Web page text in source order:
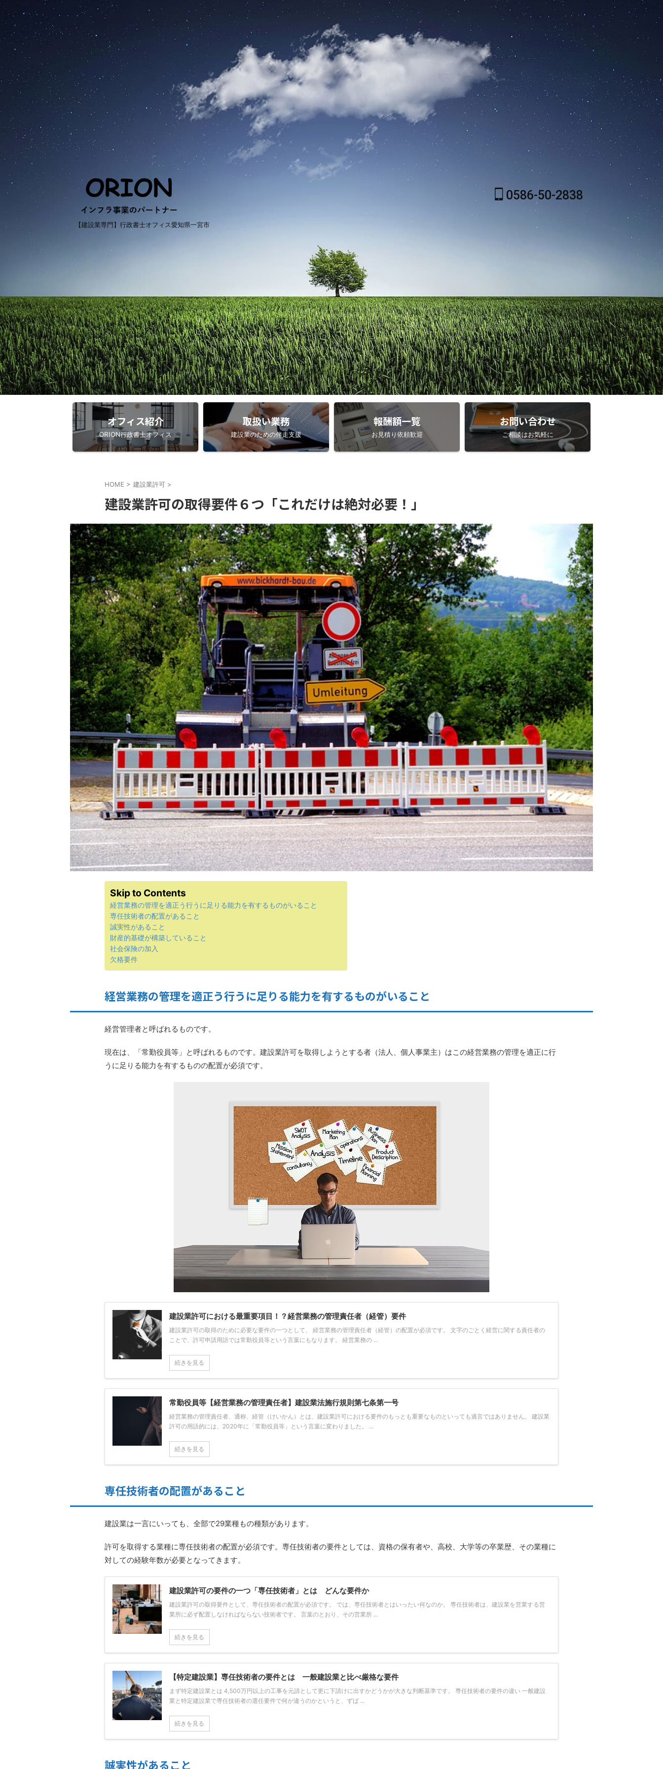
【建設業専門】行政書士オフィス愛知県一宮市
0586-50-2838
オフィス紹介
ORION行政書士オフィス
取扱い業務
建設業のための伴走支援
報酬額一覧
お見積り依頼歓迎
お問い合わせ
ご相談はお気軽に
HOME > 建設業許可 >
建設業許可の取得要件６つ「これだけは絶対必要！」
Skip to Contents
経営業務の管理を適正う行うに足りる能力を有するものがいること
専任技術者の配置があること
誠実性があること
財産的基礎が構築していること
社会保険の加入
欠格要件
経営業務の管理を適正う行うに足りる能力を有するものがいること
経営管理者と呼ばれるものです。
現在は、「常勤役員等」と呼ばれるものです。建設業許可を取得しようとする者（法人、個人事業主）はこの経営業務の管理を適正に行
うに足りる能力を有するものの配置が必須です。
建設業許可における最重要項目！？経営業務の管理責任者（経管）要件
建設業許可の取得のために必要な要件の一つとして、 経営業務の管理責任者（経管）の配置が必須です。 文字のごとく経営に関する責任者の
ことで、許可申請用語では常勤役員等という言葉にもなります。 経営業務の ...
続きを見る
常勤役員等【経営業務の管理責任者】建設業法施行規則第七条第一号
経営業務の管理責任者、通称、経管（けいかん）とは、建設業許可における要件のもっとも重要なものといっても過言ではありません。 建設業
許可の用語的には、2020年に「常勤役員等」という言葉に変わりました。 ...
続きを見る
専任技術者の配置があること
建設業は一言にいっても、全部で29業種もの種類があります。
許可を取得する業種に専任技術者の配置が必須です。専任技術者の要件としては、資格の保有者や、高校、大学等の卒業歴、その業種に
対しての経験年数が必要となってきます。
建設業許可の要件の一つ「専任技術者」とは どんな要件か
建設業許可の取得要件として、専任技術者の配置が必須です。 では、専任技術者とはいったい何なのか。 専任技術者は、建設業を営業する営
業所に必ず配置しなければならない技術者です。 言葉のとおり、その営業所 ...
続きを見る
【特定建設業】専任技術者の要件とは 一般建設業と比べ厳格な要件
まず特定建設業とは 4,500万円以上の工事を元請として更に下請けに出すかどうかが大きな判断基準です。 専任技術者の要件の違い 一般建設
業と特定建設業で専任技術者の選任要件で何が違うのかというと、ずば ...
続きを見る
誠実性があること